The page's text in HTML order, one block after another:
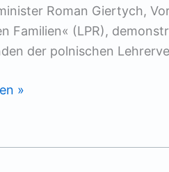
Roman Giertych,
Familien« (LPR),
der polnischen
»